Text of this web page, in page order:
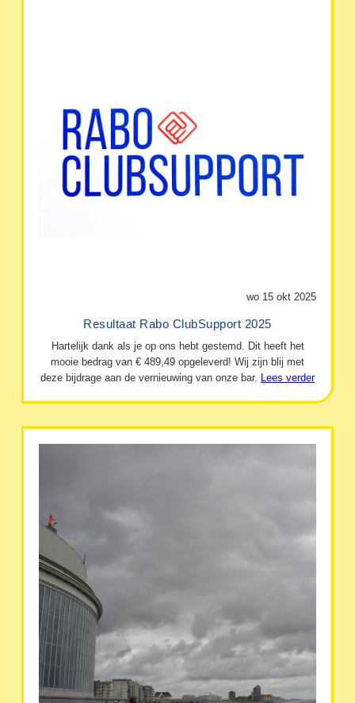
wo 15 okt 2025
Resultaat Rabo ClubSupport 2025
Hartelijk dank als je op ons hebt gestemd. Dit heeft het
mooie bedrag van € 489,49 opgeleverd! Wij zijn blij met
deze bijdrage aan de vernieuwing van onze bar. Lees verder